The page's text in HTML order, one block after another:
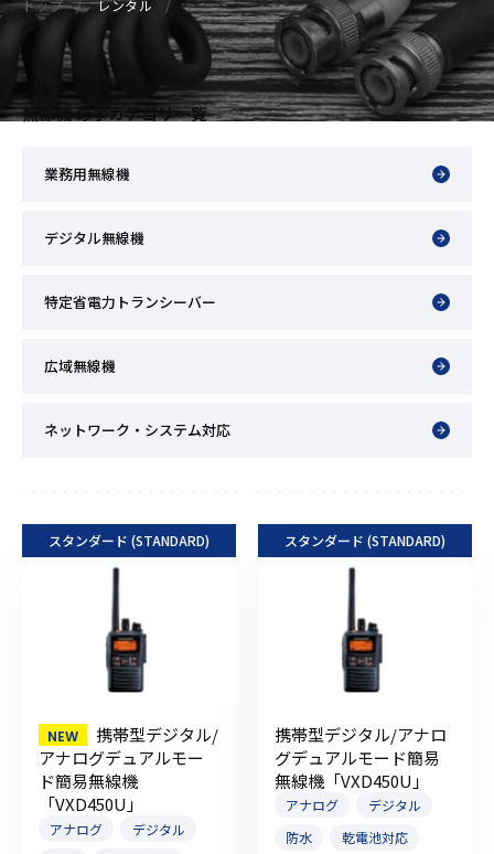
トップ レンタル
無線機 の小カテゴリ一覧
業務用無線機
デジタル無線機
特定省電力トランシーバー
広域無線機
ネットワーク・システム対応
スタンダード (STANDARD)
携帯型デジタル/
アナログデュアルモー
ド簡易無線機
「VXD450U」
アナログ
デジタル
スタンダード (STANDARD)
携帯型デジタル/アナロ
グデュアルモード簡易
無線機「VXD450U」
アナログ
デジタル
防水
乾電池対応